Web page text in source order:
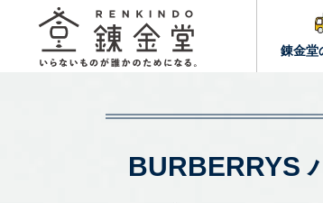
錬金堂
BURBERRYS